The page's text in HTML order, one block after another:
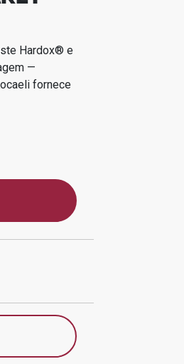
Hardox® e
—
fornece